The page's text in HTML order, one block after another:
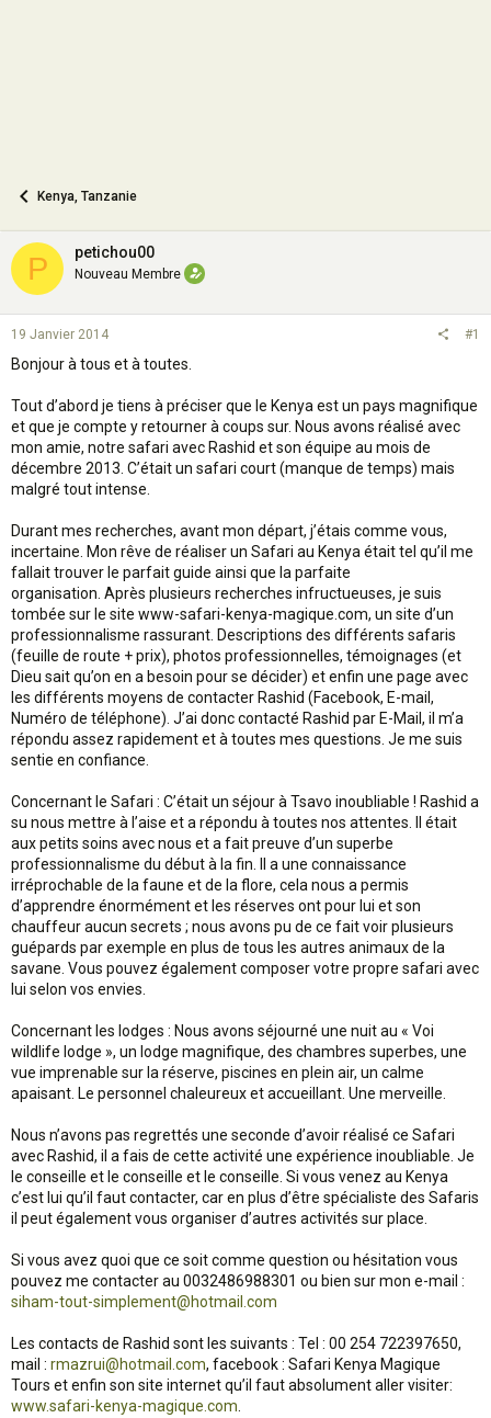
Kenya, Tanzanie
P petichou00
Nouveau Membre
19 Janvier 2014 #1
Bonjour à tous et à toutes.
Tout d’abord je tiens à préciser que le Kenya est un pays magnifique
et que je compte y retourner à coups sur. Nous avons réalisé avec
mon amie, notre safari avec Rashid et son équipe au mois de
décembre 2013. C’était un safari court (manque de temps) mais
malgré tout intense.
Durant mes recherches, avant mon départ, j’étais comme vous,
incertaine. Mon rêve de réaliser un Safari au Kenya était tel qu’il me
fallait trouver le parfait guide ainsi que la parfaite
organisation. Après plusieurs recherches infructueuses, je suis
tombée sur le site www-safari-kenya-magique.com, un site d’un
professionnalisme rassurant. Descriptions des différents safaris
(feuille de route + prix), photos professionnelles, témoignages (et
Dieu sait qu’on en a besoin pour se décider) et enfin une page avec
les différents moyens de contacter Rashid (Facebook, E-mail,
Numéro de téléphone). J’ai donc contacté Rashid par E-Mail, il m’a
répondu assez rapidement et à toutes mes questions. Je me suis
sentie en confiance.
Concernant le Safari : C’était un séjour à Tsavo inoubliable ! Rashid a
su nous mettre à l’aise et a répondu à toutes nos attentes. Il était
aux petits soins avec nous et a fait preuve d’un superbe
professionnalisme du début à la fin. Il a une connaissance
irréprochable de la faune et de la flore, cela nous a permis
d’apprendre énormément et les réserves ont pour lui et son
chauffeur aucun secrets ; nous avons pu de ce fait voir plusieurs
guépards par exemple en plus de tous les autres animaux de la
savane. Vous pouvez également composer votre propre safari avec
lui selon vos envies.
Concernant les lodges : Nous avons séjourné une nuit au « Voi
wildlife lodge », un lodge magnifique, des chambres superbes, une
vue imprenable sur la réserve, piscines en plein air, un calme
apaisant. Le personnel chaleureux et accueillant. Une merveille.
Nous n’avons pas regrettés une seconde d’avoir réalisé ce Safari
avec Rashid, il a fais de cette activité une expérience inoubliable. Je
le conseille et le conseille et le conseille. Si vous venez au Kenya
c’est lui qu’il faut contacter, car en plus d’être spécialiste des Safaris
il peut également vous organiser d’autres activités sur place.
Si vous avez quoi que ce soit comme question ou hésitation vous
pouvez me contacter au 0032486988301 ou bien sur mon e-mail :
siham-tout-simplement@hotmail.com
Les contacts de Rashid sont les suivants : Tel : 00 254 722397650,
mail : rmazrui@hotmail.com, facebook : Safari Kenya Magique
Tours et enfin son site internet qu’il faut absolument aller visiter:
www.safari-kenya-magique.com